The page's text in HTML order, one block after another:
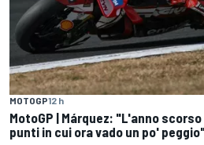
MOTOGP12 h
MotoGP | Márquez: "L'anno
punti in cui ora vado un po'